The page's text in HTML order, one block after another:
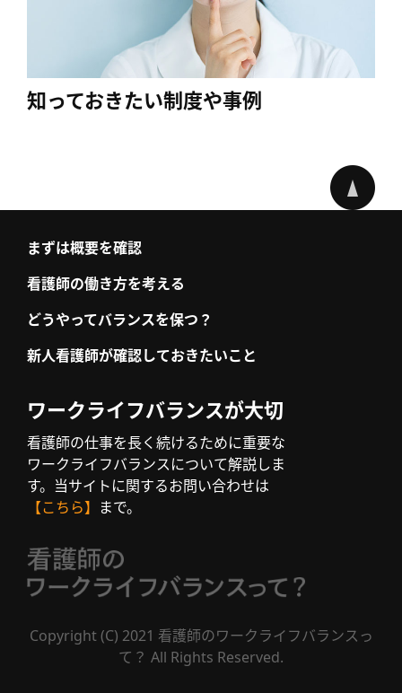
知っておきたい制度や事例
まずは概要を確認
看護師の働き方を考える
どうやってバランスを保つ？
新人看護師が確認しておきたいこと
ワークライフバランスが大切
看護師の仕事を長く続けるために重要な
ワークライフバランスについて解説しま
す。当サイトに関するお問い合わせは
【こちら】 まで。
Copyright (C) 2021 看護師のワークライフバランスっ
て？ All Rights Reserved.